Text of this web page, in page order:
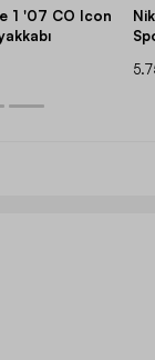
1 '07 CO Icon